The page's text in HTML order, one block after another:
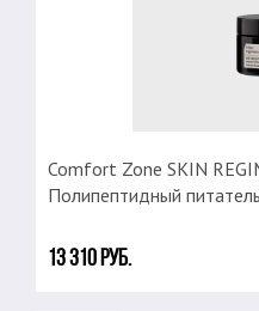
Comfort Zone SKIN
Полипептидный
13 310 руб.